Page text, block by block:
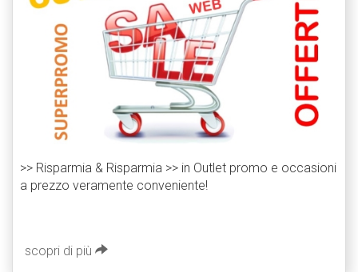
>> Risparmia & Risparmia >> in Outlet promo e occasioni
a prezzo veramente conveniente!
scopri di più